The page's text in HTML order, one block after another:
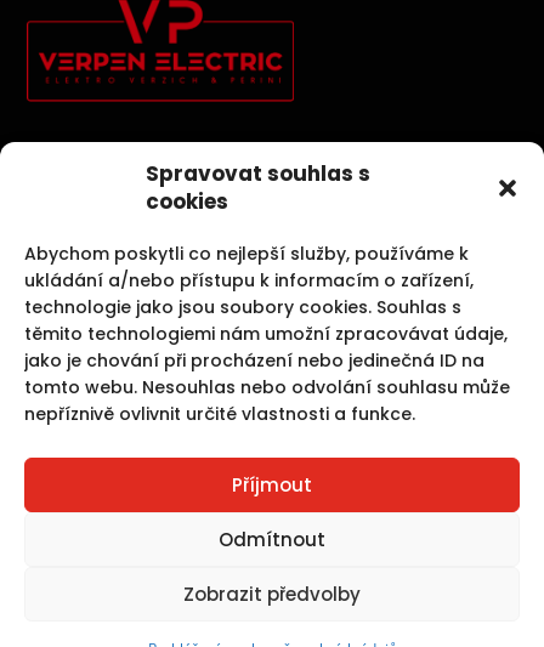
Spravovat souhlas s
cookies
Abychom poskytli co nejlepší služby, používáme k
ukládání a/nebo přístupu k informacím o zařízení,
technologie jako jsou soubory cookies. Souhlas s
těmito technologiemi nám umožní zpracovávat údaje,
jako je chování při procházení nebo jedinečná ID na
tomto webu. Nesouhlas nebo odvolání souhlasu může
nepříznivě ovlivnit určité vlastnosti a funkce.
Příjmout
Odmítnout
Zobrazit předvolby
Kernbohrungen sind unsere Aktivitäten, die uns
Unsere Dienstleistungen
Elektroinstallationen
Kernbohrungen und Betonschneiden